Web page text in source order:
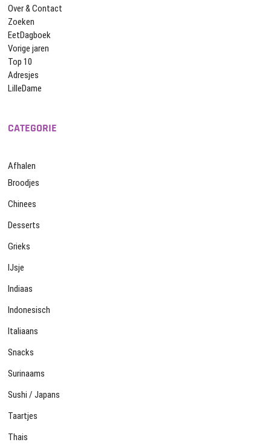
Over & Contact
Zoeken
EetDagboek
Vorige jaren
Top 10
Adresjes
LilleDame
CATEGORIE
Afhalen
Broodjes
Chinees
Desserts
Grieks
IJsje
Indiaas
Indonesisch
Italiaans
Snacks
Surinaams
Sushi / Japans
Taartjes
Thais